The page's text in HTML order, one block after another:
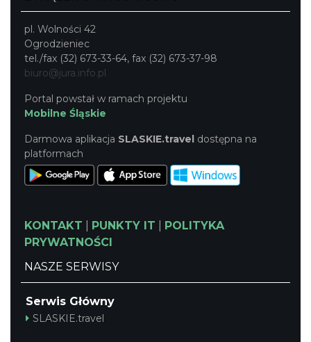
pl. Wolności 42
Ogrodzieniec
tel./fax (32) 673-33-64, fax (32) 673-37-98
biuro@jura.info.pl
Portal powstał w ramach projektu
Mobilne Śląskie
Darmowa aplikacja SLASKIE.travel dostępna na
platformach
KONTAKT PUNKTY IT
POLITYKA
PRYWATNOŚCI
NASZE SERWISY
Serwis Główny
SLASKIE.travel